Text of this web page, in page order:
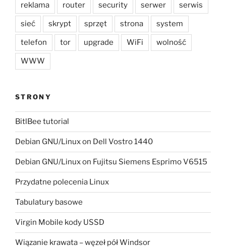
reklama router security serwer serwis
sieć skrypt sprzęt strona system
telefon tor upgrade WiFi wolność
WWW
STRONY
BitlBee tutorial
Debian GNU/Linux on Dell Vostro 1440
Debian GNU/Linux on Fujitsu Siemens Esprimo V6515
Przydatne polecenia Linux
Tabulatury basowe
Virgin Mobile kody USSD
Wiązanie krawata – węzeł pół Windsor